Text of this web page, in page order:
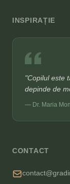
INSPIRAȚIE
"Copilul este
depinde de
— Dr. Maria
CONTACT